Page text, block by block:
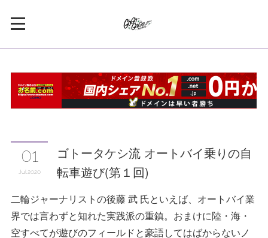
01
Jul 2020
ゴトータケシ流 オートバイ乗りの自
転車遊び(第１回)
二輪ジャーナリストの後藤 武 氏といえば、オートバイ業
界では言わずと知れた実践派の重鎮。おまけに陸・海・
空すべてが遊びのフィールドと豪語してはばからないノ